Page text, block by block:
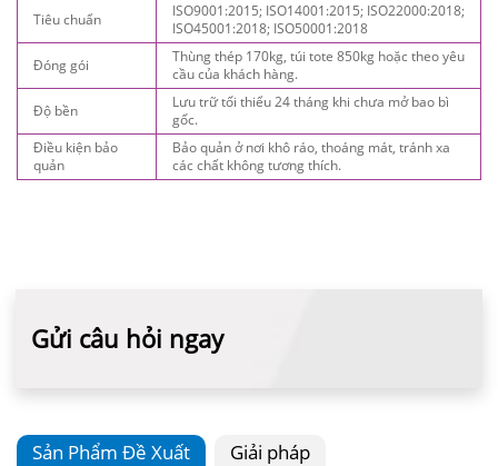
Tiêu chuẩn
ISO9001:2015; ISO14001:2015; ISO22000:2018;
ISO45001:2018; ISO50001:2018
Đóng gói
Thùng thép 170kg, túi tote 850kg hoặc theo yêu
cầu của khách hàng.
Độ bền
Lưu trữ tối thiểu 24 tháng khi chưa mở bao bì
gốc.
Điều kiện bảo
quản
Bảo quản ở nơi khô ráo, thoáng mát, tránh xa
các chất không tương thích.
Gửi câu hỏi ngay
Sản Phẩm Đề Xuất Giải pháp